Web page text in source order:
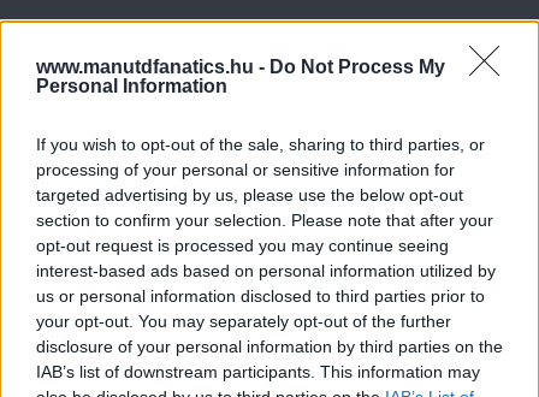
www.manutdfanatics.hu - Do Not Process My
Personal Information
If you wish to opt-out of the sale, sharing to third parties, or
processing of your personal or sensitive information for
targeted advertising by us, please use the below opt-out
section to confirm your selection. Please note that after your
opt-out request is processed you may continue seeing
interest-based ads based on personal information utilized by
us or personal information disclosed to third parties prior to
your opt-out. You may separately opt-out of the further
disclosure of your personal information by third parties on the
IAB’s list of downstream participants. This information may